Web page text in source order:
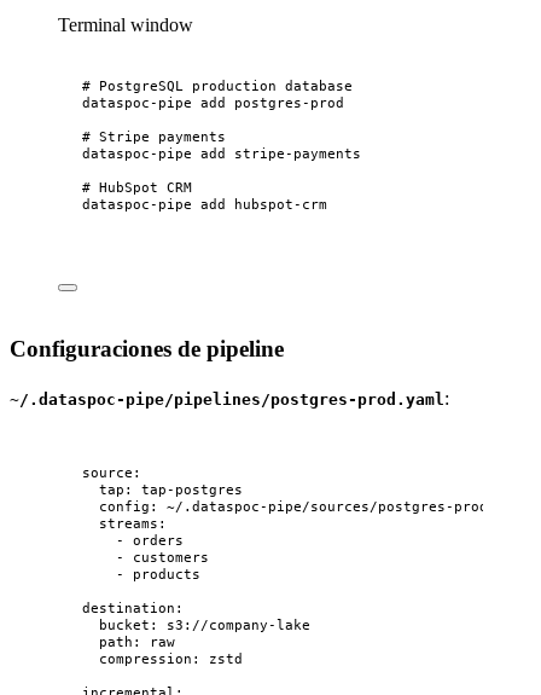
Terminal window
# PostgreSQL production database
dataspoc-pipe add
postgres-prod
# Stripe payments
dataspoc-pipe add
stripe-payments
# HubSpot CRM
dataspoc-pipe add hubspot-crm
Configuraciones de pipeline
~/.dataspoc-pipe/pipelines/postgres-prod.yaml :
source :
tap : tap-postgres
config : ~/.dataspoc-pipe/sources/postgres-prod.json
streams :
- orders
- customers
- products
destination :
bucket : s3://company-lake
path :
raw
compression : zstd